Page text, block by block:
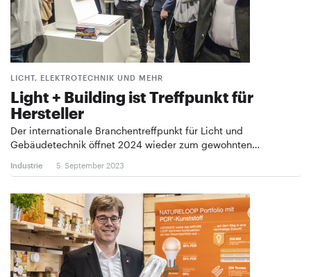
LICHT, ELEKTROTECHNIK UND MEHR
Light + Building ist Treffpunkt für
Hersteller
Der internationale Branchentreffpunkt für Licht und
Gebäudetechnik öffnet 2024 wieder zum gewohnten…
Industrie 5. September 2023